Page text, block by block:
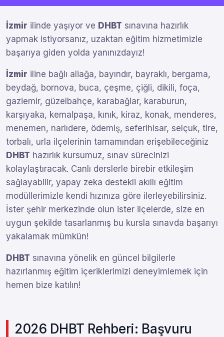
İzmir ilinde yaşıyor ve DHBT sınavına hazırlık
yapmak istiyorsanız, uzaktan eğitim hizmetimizle
başarıya giden yolda yanınızdayız!
İzmir iline bağlı aliağa, bayındır, bayraklı, bergama,
beydağ, bornova, buca, çeşme, çiğli, dikili, foça,
gaziemir, güzelbahçe, karabağlar, karaburun,
karşıyaka, kemalpaşa, kınık, kiraz, konak, menderes,
menemen, narlıdere, ödemiş, seferihisar, selçuk, tire,
torbalı, urla ilçelerinin tamamından erişebileceğiniz
DHBT hazırlık kursumuz, sınav sürecinizi
kolaylaştıracak. Canlı derslerle birebir etkileşim
sağlayabilir, yapay zeka destekli akıllı eğitim
modüllerimizle kendi hızınıza göre ilerleyebilirsiniz.
İster şehir merkezinde olun ister ilçelerde, size en
uygun şekilde tasarlanmış bu kursla sınavda başarıyı
yakalamak mümkün!
DHBT sınavına yönelik en güncel bilgilerle
hazırlanmış eğitim içeriklerimizi deneyimlemek için
hemen bize katılın!
2026 DHBT Rehberi: Başvuru